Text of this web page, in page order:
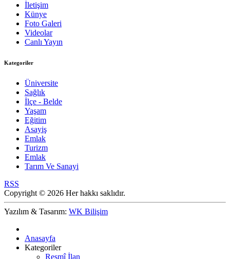
İletişim
Künye
Foto Galeri
Videolar
Canlı Yayın
Kategoriler
Üniversite
Sağlık
İlçe - Belde
Yaşam
Eğitim
Asayiş
Emlak
Turizm
Emlak
Tarım Ve Sanayi
RSS
Copyright © 2026 Her hakkı saklıdır.
Yazılım & Tasarım: WK Bilişim
Anasayfa
Kategoriler
Resmî İlan